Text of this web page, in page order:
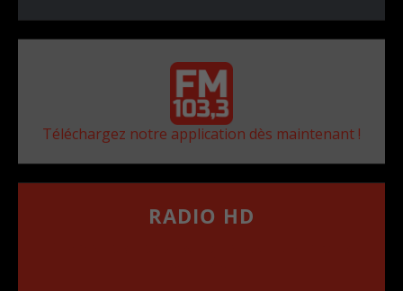
Téléchargez notre application dès maintenant !
RADIO HD